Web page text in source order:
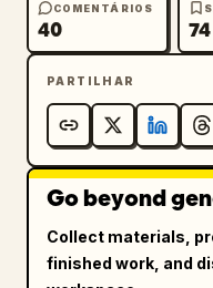
COMENTÁRIOS
40 74
PARTILHAR
Go beyond
Collect materials,
finished work, and